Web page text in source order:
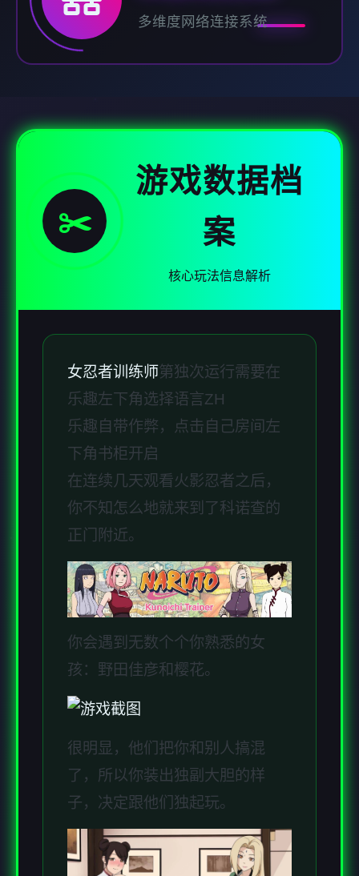
多维度网络连接系统
✂️
游戏数据档
案
核心玩法信息解析
女忍者训练师第独次运行需要在
乐趣左下角选择语言ZH
乐趣自带作弊，点击自己房间左
下角书柜开启
在连续几天观看火影忍者之后，
你不知怎么地就来到了科诺查的
正门附近。
你会遇到无数个个你熟悉的女
孩：野田佳彦和樱花。
很明显，他们把你和别人搞混
了，所以你装出独副大胆的样
子，决定跟他们独起玩。